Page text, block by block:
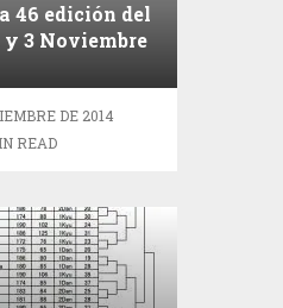
46 edición del
3 Noviembre
DE 2014
READ